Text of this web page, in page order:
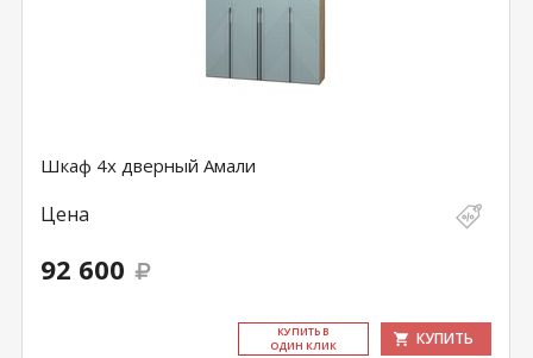
Шкаф 4х дверный Амали
Цена
92 600
КУ­ПИТЬ В
ОДИН КЛИК
КУПИТЬ